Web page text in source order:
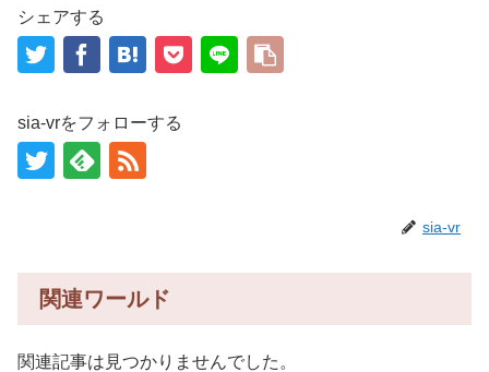
シェアする
sia-vrをフォローする
sia-vr
関連ワールド
関連記事は見つかりませんでした。